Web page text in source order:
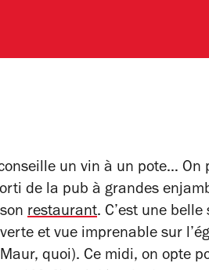
un vin à un pote… On
de la pub à grandes
restaurant. C’est une belle
et vue imprenable sur
quoi). Ce midi, on opte